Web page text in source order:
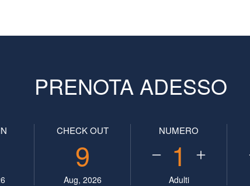
PRENOTA ADESSO
CHECK OUT
9
Aug, 2026
NUMERO
1
Adulti